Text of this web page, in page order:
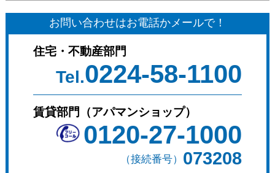
お問い合わせはお電話かメールで！
住宅・不動産部門
Tel.0224-58-1100
賃貸部門（アパマンショップ）
0120-27-1000
（接続番号） 073208